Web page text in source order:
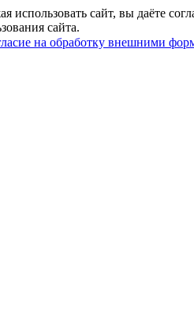
использовать сайт, вы даёте
сайта.
на обработку внешними